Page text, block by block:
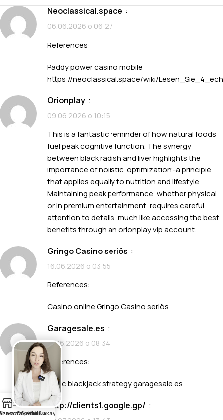
neoclassical.space :
06.06.2026 о 06:27
References:
Paddy power casino mobile
https://neoclassical.space/wiki/
orionplay :
09.06.2026 о 10:15
This is a fantastic reminder of how natural foods
fuel peak cognitive function. The synergy
between black radish and liver highlights the
importance of holistic ‘optimization’-a principle
that applies equally to nutrition and lifestyle.
Maintaining peak performance, whether physical
or in premium entertainment, requires careful
attention to details, much like accessing the best
benefits through anorionplay vipaccount.
Gringo Casino seriös :
16.06.2026 о 03:55
References:
Casino onlineGringo Casino seriös
garagesale.es :
17.06.2026 о 08:34
References:
Basic blackjack strategygaragesale.es
http://clients1.google.gp/ :
панель
Обране
0
Кошик
Мій акаунт